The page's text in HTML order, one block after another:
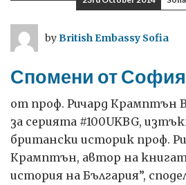
начин
живот
byBritish Embassy Sofia
Спомени от София
от проф. Ричард Крамптън
за серията #100UKBG,
британски историк проф.
Крамптън, автор на
история на България”,